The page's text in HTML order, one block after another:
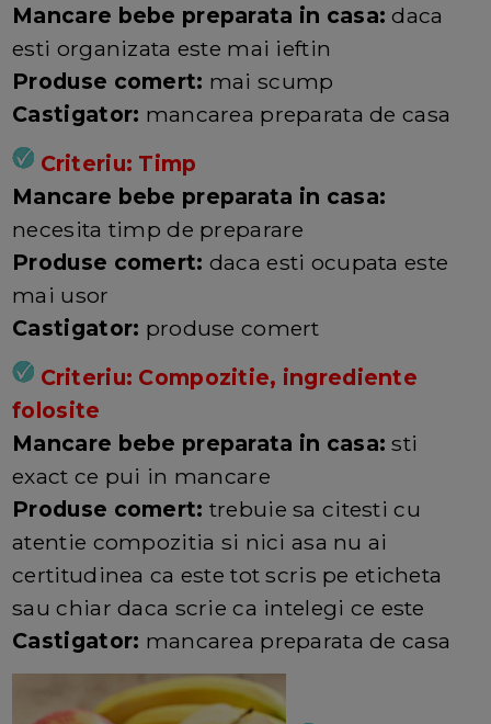
Mancare bebe preparata in casa: daca
esti organizata este mai ieftin
Produse comert: mai scump
Castigator: mancarea preparata de casa
Criteriu: Timp
Mancare bebe preparata in casa:
necesita timp de preparare
Produse comert: daca esti ocupata este
mai usor
Castigator: produse comert
Criteriu: Compozitie, ingrediente
folosite
Mancare bebe preparata in casa: sti
exact ce pui in mancare
Produse comert: trebuie sa citesti cu
atentie compozitia si nici asa nu ai
certitudinea ca este tot scris pe eticheta
sau chiar daca scrie ca intelegi ce este
Castigator: mancarea preparata de casa